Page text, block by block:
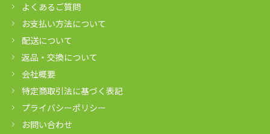
よくあるご質問
お支払い方法について
配送について
返品・交換について
会社概要
特定商取引法に基づく表記
プライバシーポリシー
お問い合わせ